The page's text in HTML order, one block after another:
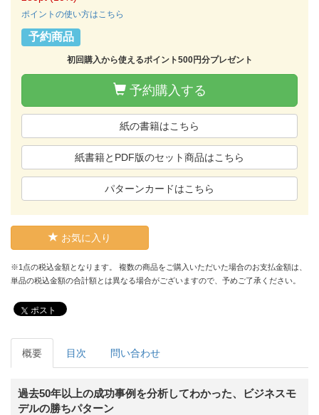
ポイントの使い方はこちら
予約商品
初回購入から使えるポイント500円分プレゼント
予約購入する
紙の書籍はこちら
紙書籍とPDF版のセット商品はこちら
パターンカードはこちら
お気に入り
※1点の税込金額となります。 複数の商品をご購入いただいた場合のお支払金額は、
単品の税込金額の合計額とは異なる場合がございますので、予めご了承ください。
ポスト
概要 目次 問い合わせ
過去50年以上の成功事例を分析してわかった、ビジネスモ
デルの勝ちパターン